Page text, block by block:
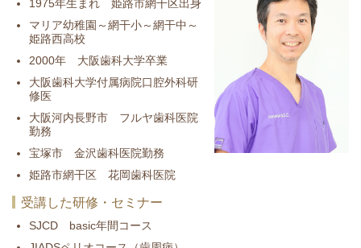
1975年生まれ 姫路市網干区出身
マリア幼稚園～網干小～網干中～
姫路西高校
2000年 大阪歯科大学卒業
大阪歯科大学付属病院口腔外科研
修医
大阪河内長野市 フルヤ歯科医院
勤務
宝塚市 金沢歯科医院勤務
姫路市網干区 花岡歯科医院
受講した研修・セミナー
SJCD basic年間コース